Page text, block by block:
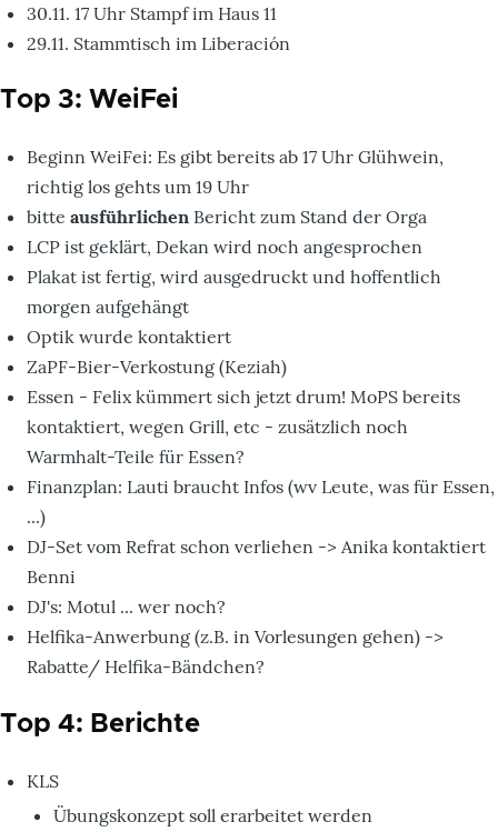
30.11. 17 Uhr Stampf im Haus 11
29.11. Stammtisch im Liberación
Top 3: WeiFei
Beginn WeiFei: Es gibt bereits ab 17 Uhr Glühwein,
richtig los gehts um 19 Uhr
bitte ausführlichen Bericht zum Stand der Orga
LCP ist geklärt, Dekan wird noch angesprochen
Plakat ist fertig, wird ausgedruckt und hoffentlich
morgen aufgehängt
Optik wurde kontaktiert
ZaPF-Bier-Verkostung (Keziah)
Essen - Felix kümmert sich jetzt drum! MoPS bereits
kontaktiert, wegen Grill, etc - zusätzlich noch
Warmhalt-Teile für Essen?
Finanzplan: Lauti braucht Infos (wv Leute, was für Essen,
...)
DJ-Set vom Refrat schon verliehen -> Anika kontaktiert
Benni
DJ's: Motul ... wer noch?
Helfika-Anwerbung (z.B. in Vorlesungen gehen) ->
Rabatte/ Helfika-Bändchen?
Top 4: Berichte
KLS
Übungskonzept soll erarbeitet werden